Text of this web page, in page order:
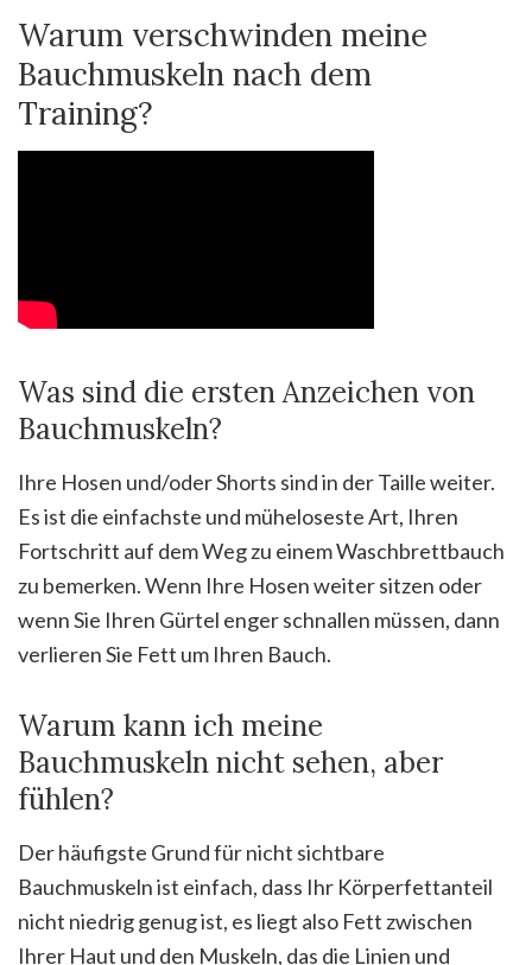
Warum verschwinden meine
Bauchmuskeln nach dem
Training?
Was sind die ersten Anzeichen von
Bauchmuskeln?
Ihre Hosen und/oder Shorts sind in der Taille weiter.
Es ist die einfachste und müheloseste Art, Ihren
Fortschritt auf dem Weg zu einem Waschbrettbauch
zu bemerken. Wenn Ihre Hosen weiter sitzen oder
wenn Sie Ihren Gürtel enger schnallen müssen, dann
verlieren Sie Fett um Ihren Bauch.
Warum kann ich meine
Bauchmuskeln nicht sehen, aber
fühlen?
Der häufigste Grund für nicht sichtbare
Bauchmuskeln ist einfach, dass Ihr Körperfettanteil
nicht niedrig genug ist, es liegt also Fett zwischen
Ihrer Haut und den Muskeln, das die Linien und